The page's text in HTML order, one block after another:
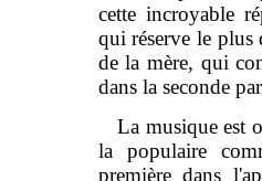
cette incroyable
qui réserve le plus
de la mère, qui
dans la seconde
La musique est
la populaire
première dans